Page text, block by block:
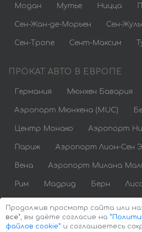
Модан Мутье Ницца
Сен-Жан-де-Морьен Сен-
Сен-Тропе Сент-Максим
ПРОКАТ АВТО В ЕВРОПЕ
Германия Мюнхен Бавария
Аэропорт Мюнхена (MUC)
Центр Монако Аэропорт
Париж Аэропорт Лион-Сен
Вена Аэропорт Милана
Рим Мадрид Берн
Продолжив просмотр сайта или
все", вы даёте согласие на
файлов cookie” и соглашаетесь